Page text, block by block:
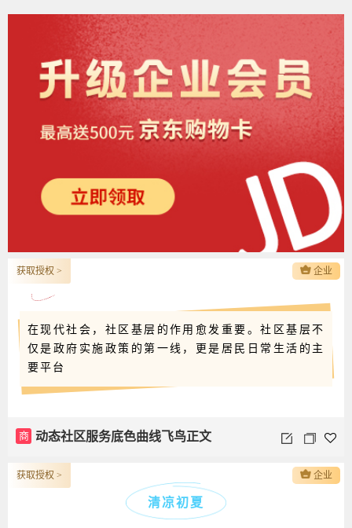
在现代社会，社区基层的作用愈发重要。社区基层不
仅是政府实施政策的第一线，更是居民日常生活的主
要平台
商 动态社区服务底色曲线飞鸟正文
获取授权 > 企业
清凉初夏
获取授权 > 企业